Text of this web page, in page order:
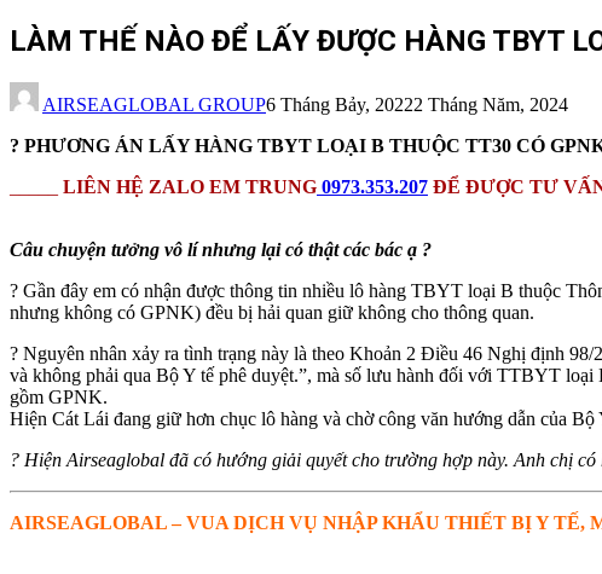
LÀM THẾ NÀO ĐỂ LẤY ĐƯỢC HÀNG TBYT
AIRSEAGLOBAL GROUP6 Tháng Bảy, 20222 Tháng Năm, 2024
? PHƯƠNG ÁN LẤY HÀNG TBYT LOẠI B THUỘC TT30 CÓ
LIÊN HỆ ZALO EM TRUNG 0973.353.207 ĐỂ ĐƯỢC TƯ
Câu chuyện tưởng vô lí nhưng lại có thật các bác ạ ?
? Gần đây em có nhận được thông tin nhiều lô hàng TBYT loại B thuộc
nhưng không có GPNK) đều bị hải quan giữ không cho thông quan.
? Nguyên nhân xảy ra tình trạng này là theo Khoản 2 Điều 46 Nghị định
và không phải qua Bộ Y tế phê duyệt.”, mà số lưu hành đối với TTBYT
gồm GPNK.
Hiện Cát Lái đang giữ hơn chục lô hàng và chờ công văn hướng dẫn của
? Hiện Airseaglobal đã có hướng giải quyết cho trường hợp này. Anh chị
AIRSEAGLOBAL – VUA DỊCH VỤ NHẬP KHẨU THIẾT BỊ Y TẾ,